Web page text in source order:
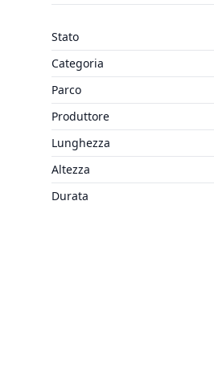
Stato
Categoria
Parco
Produttore
Lunghezza
Altezza
Durata